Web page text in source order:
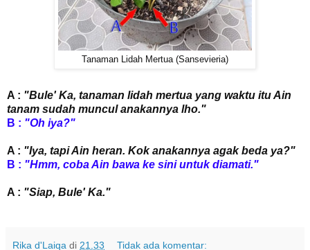
Tanaman Lidah Mertua (Sansevieria)
A : "Bule' Ka, tanaman lidah mertua yang waktu itu Ain
tanam sudah muncul anakannya lho."
B : "Oh iya?"
A : "Iya, tapi Ain heran. Kok anakannya agak beda ya?"
B : "Hmm, coba Ain bawa ke sini untuk diamati."
A : "Siap, Bule' Ka."
Rika d'Laiqa di 21.33 Tidak ada komentar: